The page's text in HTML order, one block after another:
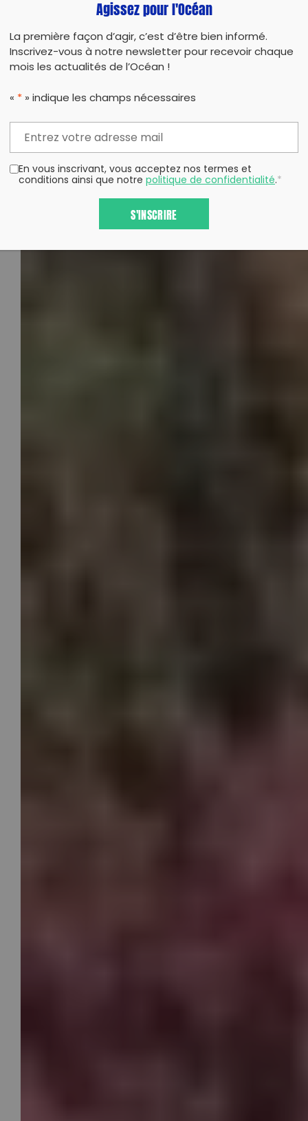
COLLECTE DE DÉCHETS
Agissez pour l'Océan
La première façon d’agir, c’est d’être bien informé.
Inscrivez-vous à notre newsletter pour recevoir chaque
mois les actualités de l’Océan !
« * » indique les champs nécessaires
En vous inscrivant, vous acceptez nos termes et
conditions ainsi que notre politique de confidentialité.*
S'INSCRIRE